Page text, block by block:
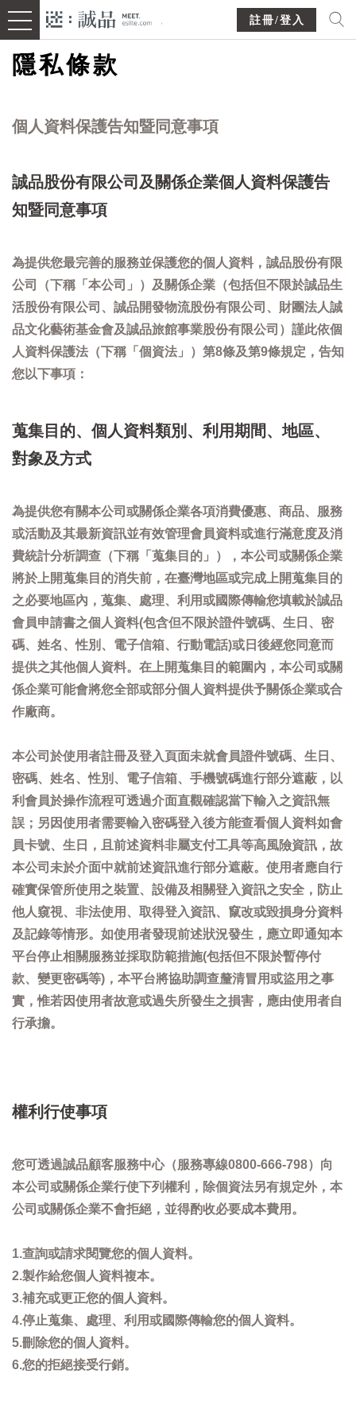
註冊/登入
隱私條款
個人資料保護告知暨同意事項
誠品股份有限公司及關係企業個人資料保護告
知暨同意事項
為提供您最完善的服務並保護您的個人資料，誠品股份有限
公司（下稱「本公司」）及關係企業（包括但不限於誠品生
活股份有限公司、誠品開發物流股份有限公司、財團法人誠
品文化藝術基金會及誠品旅館事業股份有限公司）謹此依個
人資料保護法（下稱「個資法」）第8條及第9條規定，告知
您以下事項：
蒐集目的、個人資料類別、利用期間、地區、
對象及方式
為提供您有關本公司或關係企業各項消費優惠、商品、服務
或活動及其最新資訊並有效管理會員資料或進行滿意度及消
費統計分析調查（下稱「蒐集目的」），本公司或關係企業
將於上開蒐集目的消失前，在臺灣地區或完成上開蒐集目的
之必要地區內，蒐集、處理、利用或國際傳輸您填載於誠品
會員申請書之個人資料(包含但不限於證件號碼、生日、密
碼、姓名、性別、電子信箱、行動電話)或日後經您同意而
提供之其他個人資料。在上開蒐集目的範圍內，本公司或關
係企業可能會將您全部或部分個人資料提供予關係企業或合
作廠商。
本公司於使用者註冊及登入頁面未就會員證件號碼、生日、
密碼、姓名、性別、電子信箱、手機號碼進行部分遮蔽，以
利會員於操作流程可透過介面直觀確認當下輸入之資訊無
誤；另因使用者需要輸入密碼登入後方能查看個人資料如會
員卡號、生日，且前述資料非屬支付工具等高風險資訊，故
本公司未於介面中就前述資訊進行部分遮蔽。使用者應自行
確實保管所使用之裝置、設備及相關登入資訊之安全，防止
他人窺視、非法使用、取得登入資訊、竄改或毀損身分資料
及記錄等情形。如使用者發現前述狀況發生，應立即通知本
平台停止相關服務並採取防範措施(包括但不限於暫停付
款、變更密碼等)，本平台將協助調查釐清冒用或盜用之事
實，惟若因使用者故意或過失所發生之損害，應由使用者自
行承擔。
權利行使事項
您可透過誠品顧客服務中心（服務專線0800-666-798）向
本公司或關係企業行使下列權利，除個資法另有規定外，本
公司或關係企業不會拒絕，並得酌收必要成本費用。
1.查詢或請求閱覽您的個人資料。
2.製作給您個人資料複本。
3.補充或更正您的個人資料。
4.停止蒐集、處理、利用或國際傳輸您的個人資料。
5.刪除您的個人資料。
6.您的拒絕接受行銷。